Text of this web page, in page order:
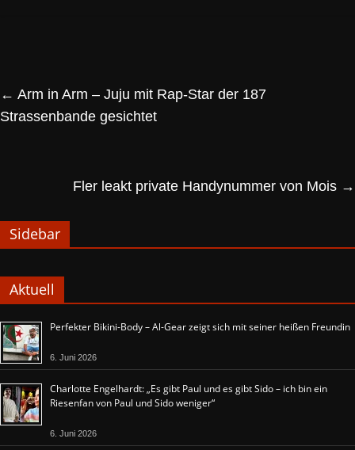
← Arm in Arm – Juju mit Rap-Star der 187
Strassenbande gesichtet
Fler leakt private Handynummer von Mois →
Sidebar
Aktuell
Perfekter Bikini-Body – Al-Gear zeigt sich mit seiner heißen Freundin
6. Juni 2026
Charlotte Engelhardt: „Es gibt Paul und es gibt Sido – ich bin ein
Riesenfan von Paul und Sido weniger“
6. Juni 2026